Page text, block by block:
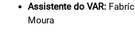
Assistente do VAR:
Moura